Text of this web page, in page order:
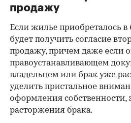
продажу
Если жилье приобреталось в
будет получить согласие
продажу, причем даже если
правоустанавливающем
владельцем или брак уже
уделить пристальное
оформления собственности,
расторжения брака.